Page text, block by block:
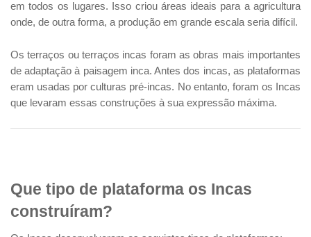
em todos os lugares. Isso criou áreas ideais para a agricultura
onde, de outra forma, a produção em grande escala seria difícil.
Os terraços ou terraços incas foram as obras mais importantes
de adaptação à paisagem inca. Antes dos incas, as plataformas
eram usadas por culturas pré-incas. No entanto, foram os Incas
que levaram essas construções à sua expressão máxima.
Que tipo de plataforma os Incas
construíram?